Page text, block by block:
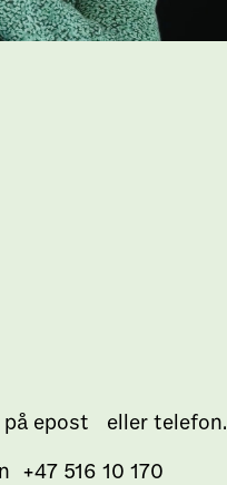
epost eller telefon.
+47 516 10 170